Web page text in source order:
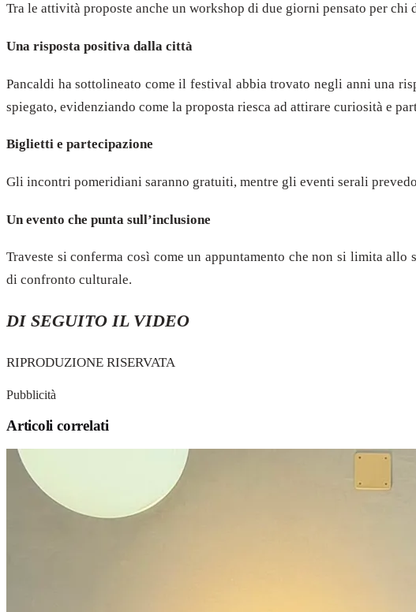
Tra le attività proposte anche un workshop di due giorni pensato per
Una risposta positiva dalla città
Pancaldi ha sottolineato come il festival abbia trovato negli anni una
spiegato, evidenziando come la proposta riesca ad attirare curiosità e
Biglietti e partecipazione
Gli incontri pomeridiani saranno gratuiti, mentre gli eventi serali
Un evento che punta sull’inclusione
Traveste si conferma così come un appuntamento che non si limita
di confronto culturale.
DI SEGUITO IL VIDEO
RIPRODUZIONE RISERVATA
Pubblicità
Articoli correlati